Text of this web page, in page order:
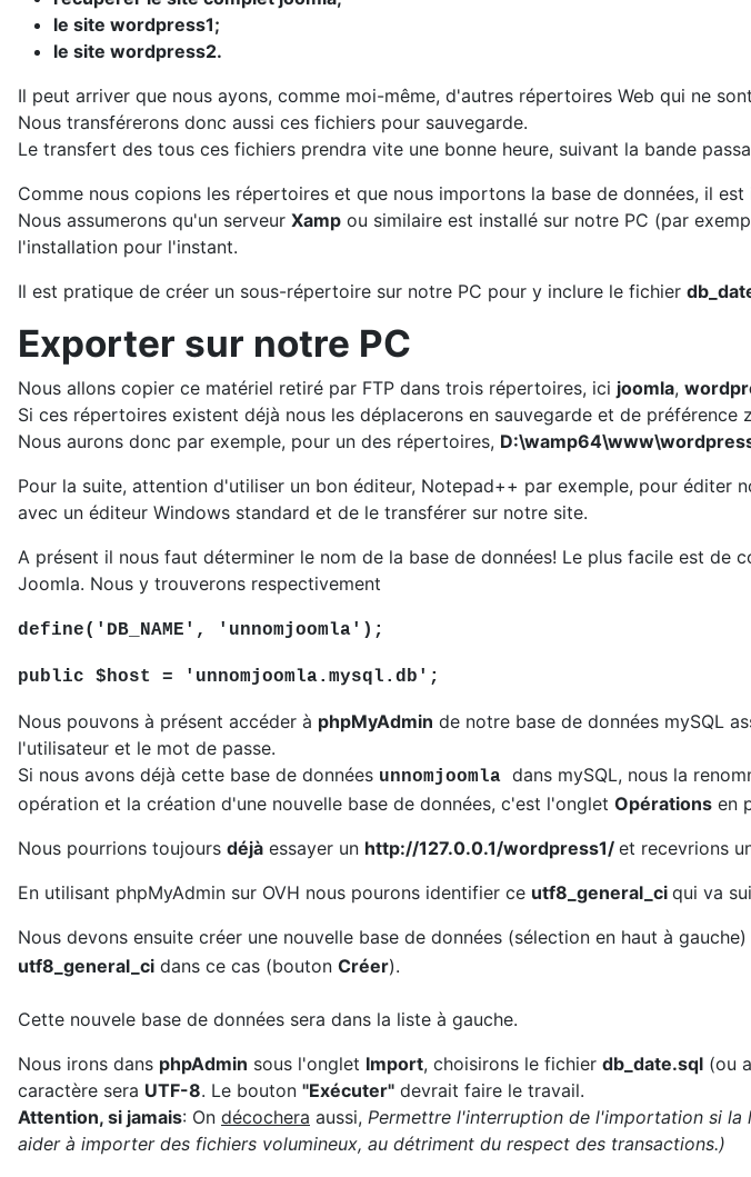
le site wordpress1;
le site wordpress2.
Il peut arriver que nous ayons, comme moi-même, d'autres répertoires Web qui ne
Nous transférerons donc aussi ces fichiers pour sauvegarde.
Le transfert des tous ces fichiers prendra vite une bonne heure, suivant la bande
Comme nous copions les répertoires et que nous importons la base de données, il
Nous assumerons qu'un serveur Xamp ou similaire est installé sur notre PC (par
l'installation pour l'instant.
Il est pratique de créer un sous-répertoire sur notre PC pour y inclure le fichier
Exporter sur notre PC
Nous allons copier ce matériel retiré par FTP dans trois répertoires, ici joomla,
Si ces répertoires existent déjà nous les déplacerons en sauvegarde et de préférence
Nous aurons donc par exemple, pour un des répertoires,
Pour la suite, attention d'utiliser un bon éditeur, Notepad++ par exemple, pour éditer
avec un éditeur Windows standard et de le transférer sur notre site.
A présent il nous faut déterminer le nom de la base de données! Le plus facile est de
Joomla. Nous y trouverons respectivement
define('DB_NAME', 'unnomjoomla');
public $host = 'unnomjoomla.mysql.db';
Nous pouvons à présent accéder à phpMyAdmin de notre base de données mySQL
l'utilisateur et le mot de passe.
Si nous avons déjà cette base de données unnomjoomla dans mySQL, nous la
opération et la création d'une nouvelle base de données, c'est l'onglet Opérations en
Nous pourrions toujours déjà essayer un http://127.0.0.1/wordpress1/ et recevrions
En utilisant phpMyAdmin sur OVH nous pourons identifier ce utf8_general_ci qui va
Nous devons ensuite créer une nouvelle base de données (sélection en haut à
utf8_general_ci dans ce cas (bouton Créer).
Cette nouvele base de données sera dans la liste à gauche.
Nous irons dans phpAdmin sous l'onglet Import, choisirons le fichier db_date.sql (ou
caractère sera UTF-8. Le bouton "Exécuter" devrait faire le travail.
Attention, si jamais: On décochera aussi, Permettre l'interruption de l'importation si
aider à importer des fichiers volumineux, au détriment du respect des transactions.)